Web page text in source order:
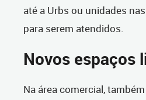
até a Urbs ou unidades
para serem atendidos.
Novos espaços
Na área comercial,